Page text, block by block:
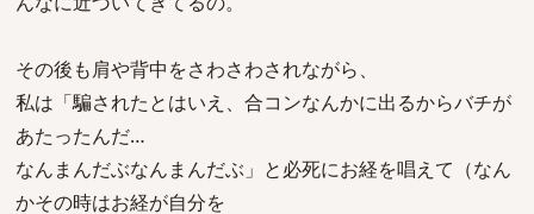
その後も肩や背中をさわさわされながら、
私は「騙されたとはいえ、合コンなんかに出るからバチが
あたったんだ…
なんまんだぶなんまんだぶ」と必死にお経を唱えて（なん
かその時はお経が自分を